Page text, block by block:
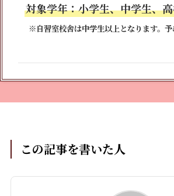
対象学年：小学生、中学生、
※自習室校舎は中学生以上となります。予
この記事を書いた人